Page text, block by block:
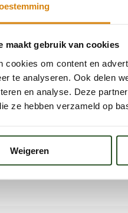
maakt gebruik van cookies
cookies om content en
te analyseren. Ook delen
en analyse. Deze
ze hebben verzameld op
Weigeren
Normale
€19,99